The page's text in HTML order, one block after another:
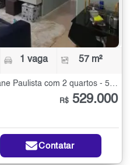
1 vaga 57 m²
Apartamento à Venda no Lauzane Paulista com 2 quartos - 57 m²
R$ 529.000
Contatar